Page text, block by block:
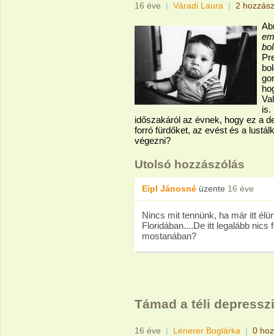
16 éve | Váradi Laura | 2
is.
időszakáról az évnek, hogy ez a
forró fürdőket, az evést és a
végezni?
Utolsó hozzászólás
Eipl Jánosné üzente 16 éve
Nincs mit tennünk, ha már itt
Floridában....De itt legalább nics
mostanában?
Támad a téli
16 éve | Lénerer Boglárka | 0